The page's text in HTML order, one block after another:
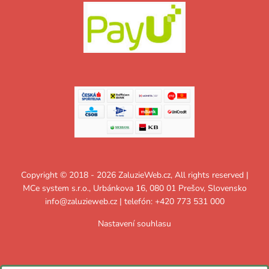
Copyright © 2018 - 2026 ZaluzieWeb.cz, All rights reserved |
MCe system s.r.o., Urbánkova 16, 080 01 Prešov, Slovensko
info@zaluzieweb.cz| telefón: +420 773 531 000
Nastavení souhlasu